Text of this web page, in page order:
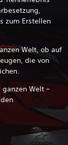
zum Erstellen
Welt, ob auf
die von
ganzen Welt –